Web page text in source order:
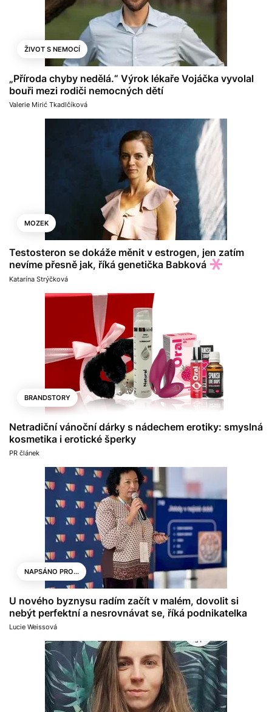
ŽIVOT S NEMOCÍ
„Příroda chyby nedělá.“ Výrok lékaře Vojáčka vyvolal
bouři mezi rodiči nemocných dětí
Valerie Mirić Tkadlčíková
MOZEK
Testosteron se dokáže měnit v estrogen, jen zatím
nevíme přesně jak, říká genetička Babková
Katarína Strýčková
BRANDSTORY
Netradiční vánoční dárky s nádechem erotiky: smyslná
kosmetika i erotické šperky
PR článek
NAPSÁNO PRO...
U nového byznysu radím začít v malém, dovolit si
nebýt perfektní a nesrovnávat se, říká podnikatelka
Lucie Weissová